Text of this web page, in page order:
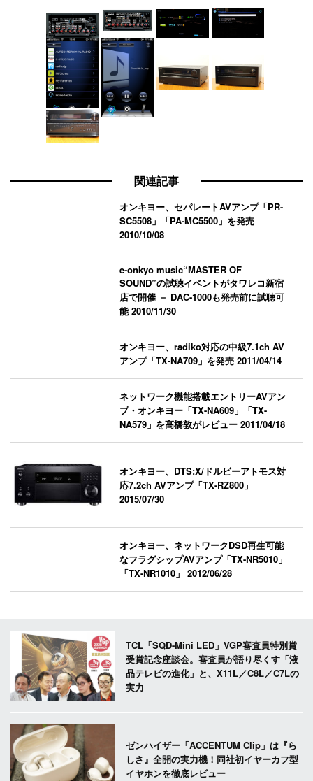
関連記事
オンキヨー、セパレートAVアンプ「PR-
SC5508」「PA-MC5500」を発売
2010/10/08
e-onkyo music“MASTER OF
SOUND”の試聴イベントがタワレコ新宿
店で開催 － DAC-1000も発売前に試聴可
能2010/11/30
オンキヨー、radiko対応の中級7.1ch AV
アンプ「TX-NA709」を発売2011/04/14
ネットワーク機能搭載エントリーAVアン
プ・オンキヨー「TX-NA609」「TX-
NA579」を高橋敦がレビュー2011/04/18
オンキヨー、DTS:X/ドルビーアトモス対
応7.2ch AVアンプ「TX-RZ800」
2015/07/30
オンキヨー、ネットワークDSD再生可能
なフラグシップAVアンプ「TX-NR5010」
「TX-NR1010」2012/06/28
TCL「SQD-Mini LED」VGP審査員特別賞
受賞記念座談会。審査員が語り尽くす「液
晶テレビの進化」と、X11L／C8L／C7Lの
実力
ゼンハイザー「ACCENTUM Clip」は『ら
しさ』全開の実力機！同社初イヤーカフ型
イヤホンを徹底レビュー